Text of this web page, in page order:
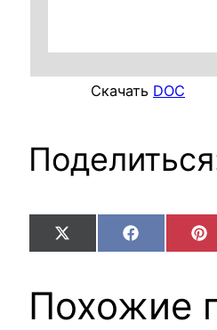
Скачать DOC
Share
on
X
(Twitter)
Share
on
Facebook
Похожие